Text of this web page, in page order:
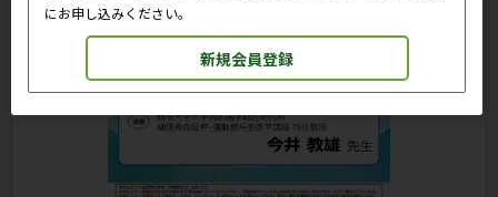
にお申し込みください。
新規会員登録